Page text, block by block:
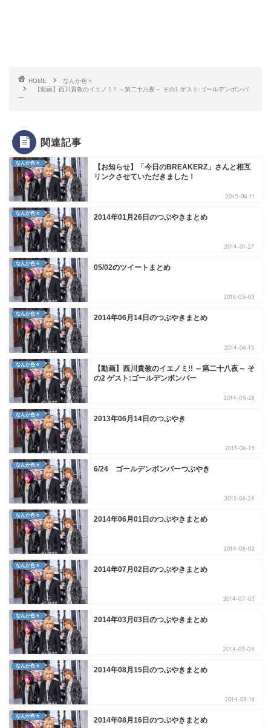
HOME
なんか色々
【動画】西川貴教のイエノミ!! ～第二十八夜～ その1 ゲスト:ゴールデンボンバ
ー
関連記事
なんか色々
【お知らせ】「今日のBREAKERZ」さんと相互
リンクさせていただきました！
2015-06-11
なんか色々 2014年01月26日のつぶやきまとめ
2014-01-27
なんか色々 05/02のツイートまとめ
2016-05-03
なんか色々 2014年06月14日のつぶやきまとめ
2014-06-15
なんか色々
【動画】西川貴教のイエノミ!! ～第二十八夜～ そ
の2 ゲスト:ゴールデンボンバー
2014-05-28
なんか色々 2013年06月14日のつぶやき
2013-06-15
なんか色々 6/24 ゴールデンボンバーつぶやき
2013-06-24
なんか色々 2014年06月01日のつぶやきまとめ
2014-06-02
なんか色々 2014年07月02日のつぶやきまとめ
2014-07-03
なんか色々 2014年03月03日のつぶやきまとめ
2014-03-04
なんか色々 2014年08月15日のつぶやきまとめ
2014-08-16
なんか色々 2014年08月16日のつぶやきまとめ